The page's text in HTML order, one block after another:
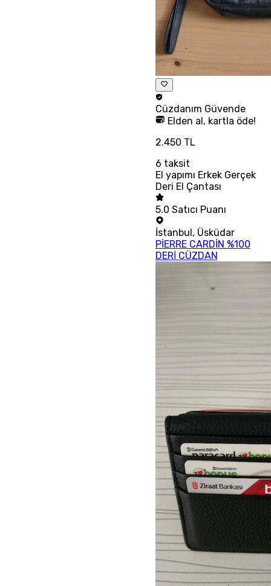
Cüzdanım Güvende
Elden al, kartla öde!
2.450 TL
6 taksit
El yapımı Erkek Gerçek
Deri El Çantası
5.0 Satıcı Puanı
İstanbul, Üsküdar
PİERRE CARDİN %100
DERİ CÜZDAN